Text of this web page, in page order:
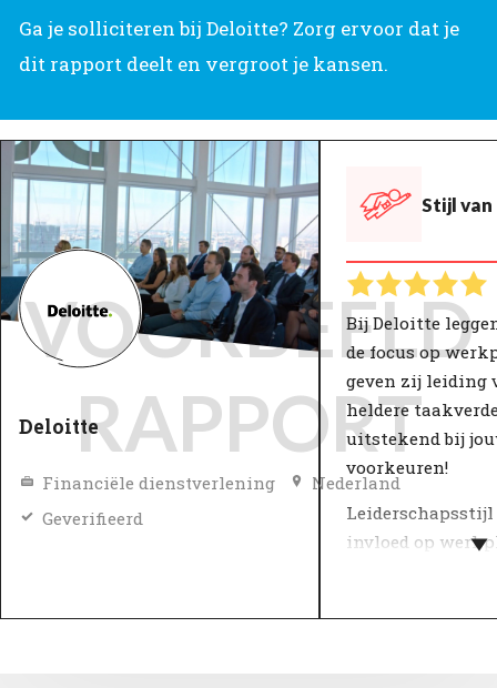
Ga je solliciteren bij Deloitte? Zorg ervoor dat je
dit rapport deelt en vergroot je kansen.
Deloitte
Financiële dienstverlening
Nederland
Geverifieerd
Stijl
Bij Deloitte
de focus op
geven zij leiding
heldere
uitstekend bij
voorkeuren!
invloed op
VOORBEELD
RAPPORT